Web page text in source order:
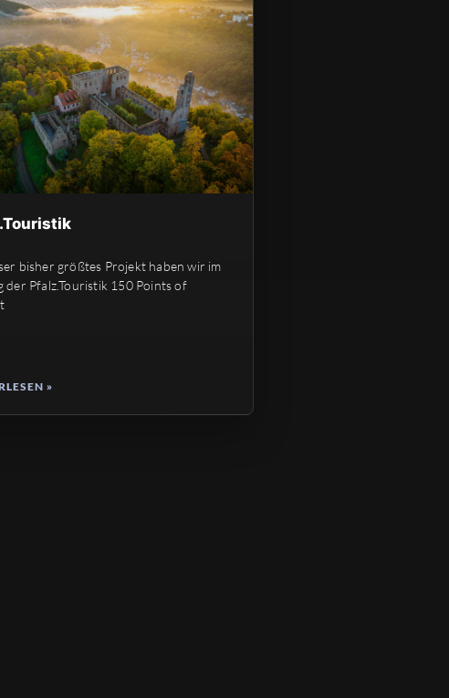
bisher größtes Projekt haben wir im
der Pfalz.Touristik 150 Points of
»